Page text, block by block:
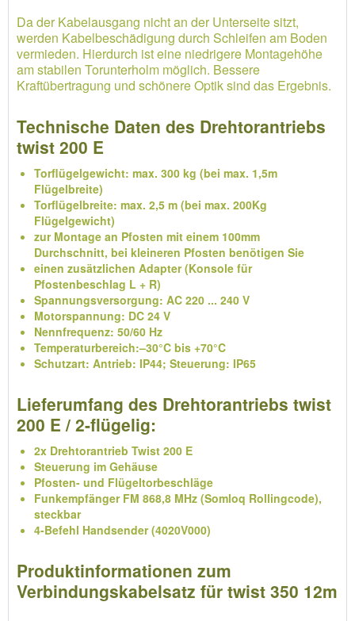
Da der Kabelausgang nicht an der Unterseite sitzt,
werden Kabelbeschädigung durch Schleifen am Boden
vermieden. Hierdurch ist eine niedrigere Montagehöhe
am stabilen Torunterholm möglich. Bessere
Kraftübertragung und schönere Optik sind das Ergebnis.
Technische Daten des Drehtorantriebs
twist 200 E
Torflügelgewicht: max. 300 kg (bei max. 1,5m
Flügelbreite)
Torflügelbreite: max. 2,5 m (bei max. 200Kg
Flügelgewicht)
zur Montage an Pfosten mit einem 100mm
Durchschnitt, bei kleineren Pfosten benötigen Sie
einen zusätzlichen Adapter (Konsole für
Pfostenbeschlag L + R)
Spannungsversorgung: AC 220 ... 240 V
Motorspannung: DC 24 V
Nennfrequenz: 50/60 Hz
Temperaturbereich:–30°C bis +70°C
Schutzart: Antrieb: IP44; Steuerung: IP65
Lieferumfang des Drehtorantriebs twist
200 E / 2-flügelig:
2x Drehtorantrieb Twist 200 E
Steuerung im Gehäuse
Pfosten- und Flügeltorbeschläge
Funkempfänger FM 868,8 MHz (Somloq Rollingcode),
steckbar
4-Befehl Handsender (4020V000)
Produktinformationen zum
Verbindungskabelsatz für twist 350 12m